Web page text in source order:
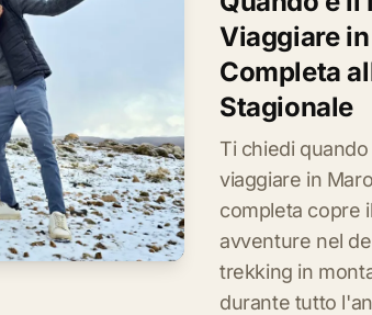
Viaggiare
Completa
Stagionale
Ti chiedi
viaggiare in
completa copre
avventure nel
trekking in
durante tutto